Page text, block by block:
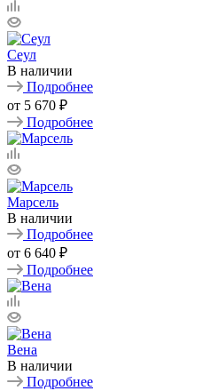
Сеул
В наличии
Подробнее
от 5 670 ₽
Подробнее
Марсель
В наличии
Подробнее
от 6 640 ₽
Подробнее
Вена
В наличии
Подробнее